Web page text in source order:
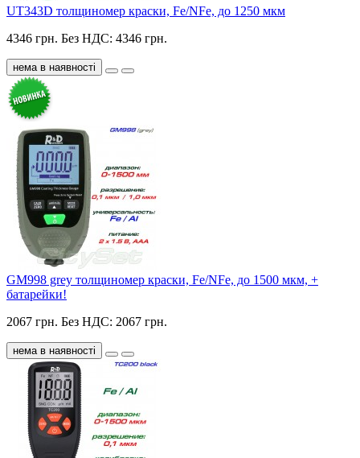
UT343D толщиномер краски, Fe/NFe, до 1250 мкм
4346 грн. Без НДС: 4346 грн.
нема в наявності
GM998 grey толщиномер краски, Fe/NFe, до 1500 мкм, +
батарейки!
2067 грн. Без НДС: 2067 грн.
нема в наявності